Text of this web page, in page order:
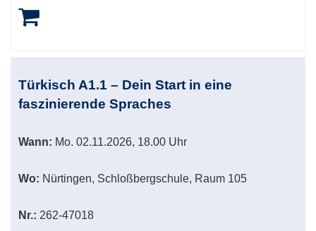
Türkisch A1.1 – Dein Start in eine
faszinierende Spraches
Wann: Mo. 02.11.2026, 18.00 Uhr
Wo: Nürtingen, Schloßbergschule, Raum 105
Nr.: 262-47018